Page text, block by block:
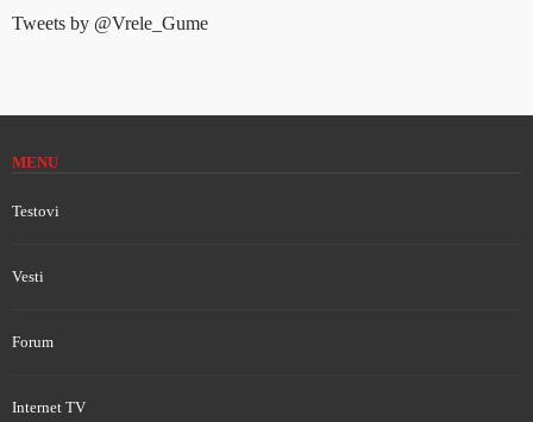
Tweets by @Vrele_Gume
MENU
Testovi
Vesti
Forum
Internet TV